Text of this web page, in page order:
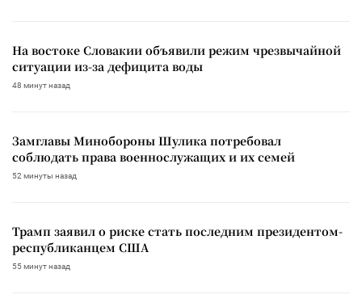
На востоке Словакии объявили режим чрезвычайной
ситуации из-за дефицита воды
48 минут назад
Замглавы Минобороны Шулика потребовал
соблюдать права военнослужащих и их семей
52 минуты назад
Трамп заявил о риске стать последним президентом-
республиканцем США
55 минут назад